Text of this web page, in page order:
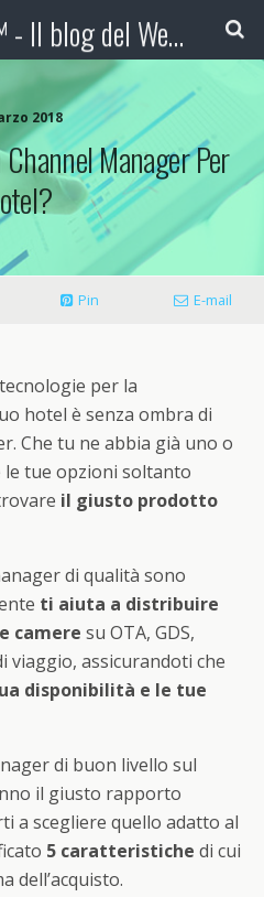
Booking Blog™ - Il blog del Web Marketing Turistico
2018
Manager Per
Pin E-mail
per la
hotel è senza ombra di
Che tu ne abbia già uno o
tue opzioni soltanto
il giusto prodotto
di qualità sono
ti aiuta a distribuire
camere su OTA, GDS,
viaggio, assicurandoti che
disponibilità e le tue
di buon livello sul
il giusto rapporto
a scegliere quello adatto al
5 caratteristiche di cui
dell’acquisto.